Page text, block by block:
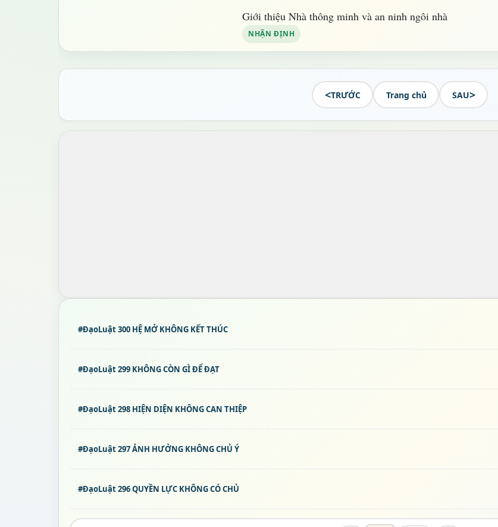
Giới thiệu Nhà thông minh và an ninh ngôi nhà
NHẬN ĐỊNH
<TRƯỚC Trang chủ SAU>
#ĐạoLuật 300 HỆ MỞ KHÔNG KẾT THÚC
#ĐạoLuật 299 KHÔNG CÒN GÌ ĐỂ ĐẠT
#ĐạoLuật 298 HIỆN DIỆN KHÔNG CAN THIỆP
#ĐạoLuật 297 ẢNH HƯỞNG KHÔNG CHỦ Ý
#ĐạoLuật 296 QUYỀN LỰC KHÔNG CÓ CHỦ